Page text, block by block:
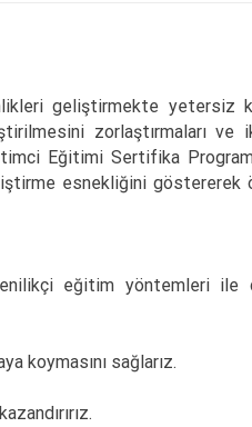
geliştirmekte yetersiz
zorlaştırmaları ve
Eğitimi Sertifika
esnekliğini göstererek
eğitim yöntemleri ile
koymasını sağlarız.